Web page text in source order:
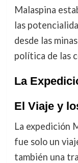
Malaspina
las
desde las
política de las
La
El Viaje y
La expedición
fue solo un
también una